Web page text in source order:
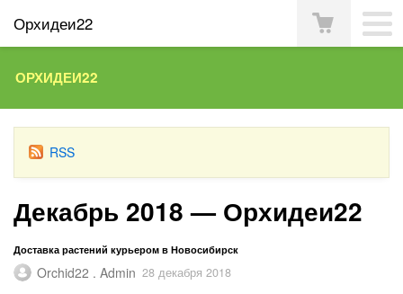
Орхидеи22
ОРХИДЕИ22
RSS
Декабрь 2018 — Орхидеи22
Доставка растений курьером в Новосибирск
Orchid22 . Admin 28 декабря 2018